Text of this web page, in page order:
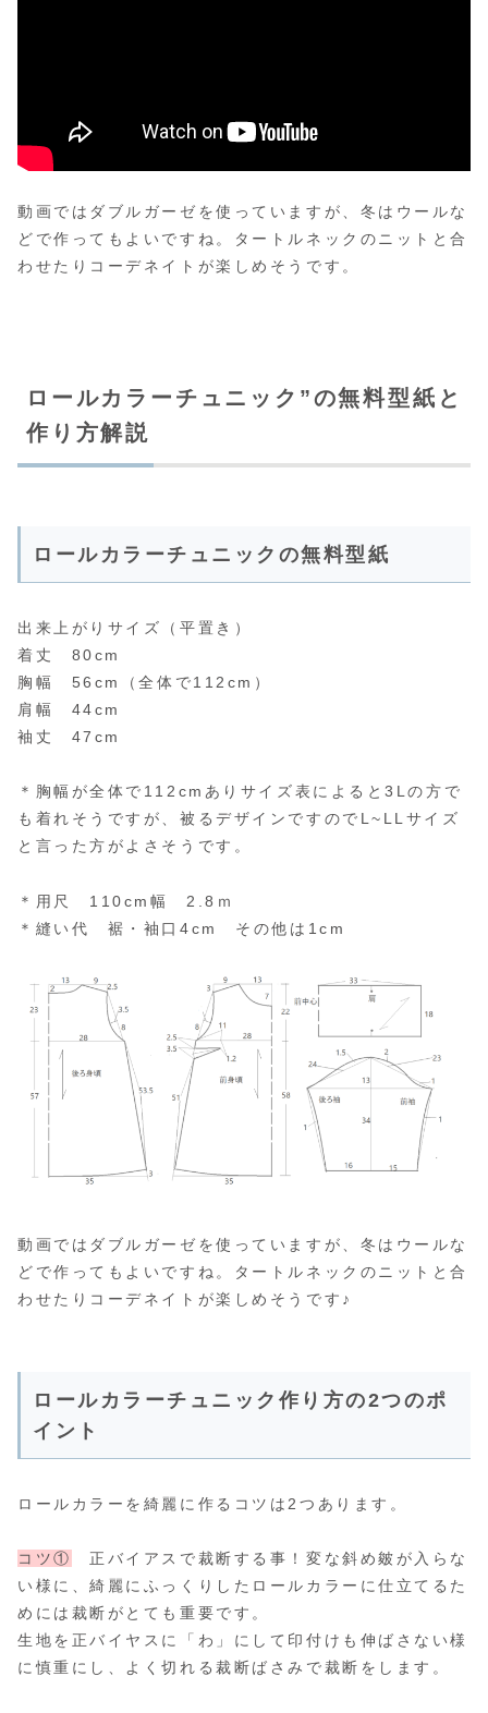
動画ではダブルガーゼを使っていますが、冬はウールな
どで作ってもよいですね。タートルネックのニットと合
わせたりコーデネイトが楽しめそうです。
ロールカラーチュニック”の無料型紙と
作り方解説
ロールカラーチュニックの無料型紙
出来上がりサイズ（平置き）
着丈 80cm
胸幅 56cm（全体で112cm）
肩幅 44cm
袖丈 47cm
＊胸幅が全体で112cmありサイズ表によると3Lの方で
も着れそうですが、被るデザインですのでL~LLサイズ
と言った方がよさそうです。
＊用尺 110cm幅 2.8ｍ
＊縫い代 裾・袖口4cm その他は1cm
動画ではダブルガーゼを使っていますが、冬はウールな
どで作ってもよいですね。タートルネックのニットと合
わせたりコーデネイトが楽しめそうです♪
ロールカラーチュニック作り方の2つのポ
イント
ロールカラーを綺麗に作るコツは2つあります。
コツ①
正バイアスで裁断する事！変な斜め皴が入らな
い様に、綺麗にふっくりしたロールカラーに仕立てるた
めには裁断がとても重要です。
生地を正バイヤスに「わ」にして印付けも伸ばさない様
に慎重にし、よく切れる裁断ばさみで裁断をします。